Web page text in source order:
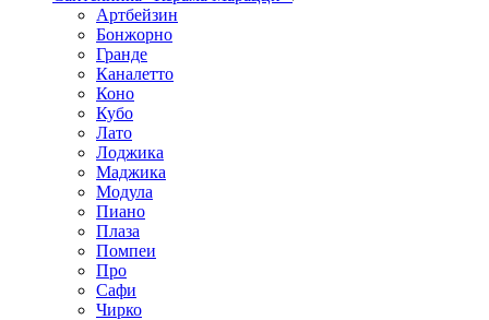
Артбейзин
Бонжорно
Гранде
Каналетто
Коно
Кубо
Лато
Лоджика
Маджика
Модула
Пиано
Плаза
Помпеи
Про
Сафи
Чирко